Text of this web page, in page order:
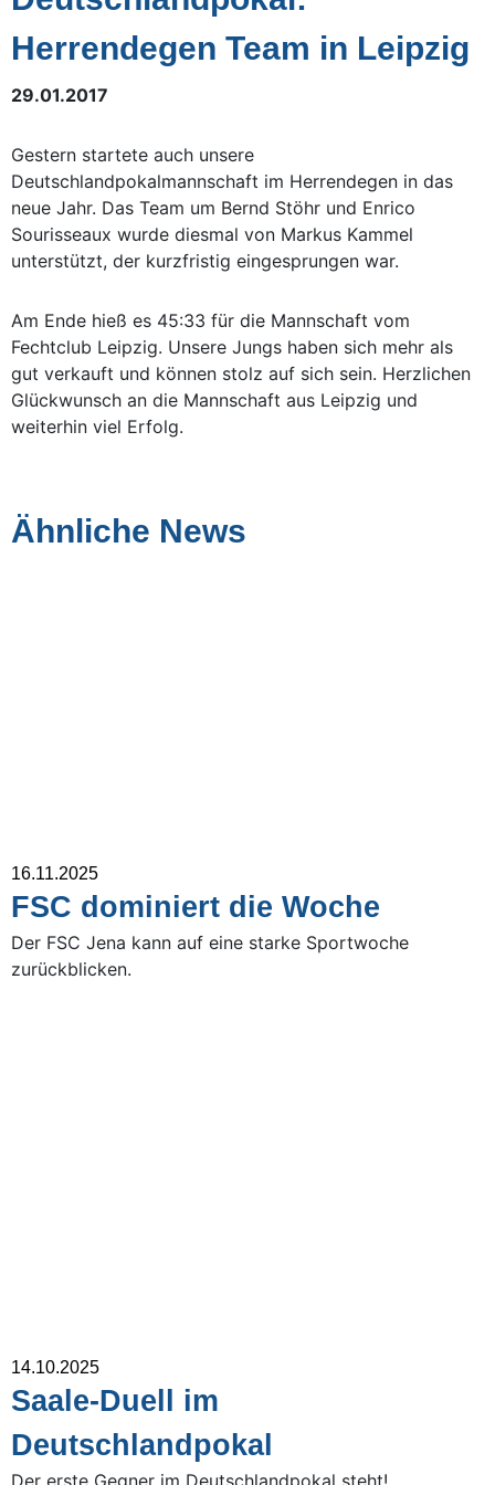
Herrendegen Team in Leipzig
29.01.2017
Gestern startete auch unsere
Deutschlandpokalmannschaft im Herrendegen in das
neue Jahr. Das Team um Bernd Stöhr und Enrico
Sourisseaux wurde diesmal von Markus Kammel
unterstützt, der kurzfristig eingesprungen war.
Am Ende hieß es 45:33 für die Mannschaft vom
Fechtclub Leipzig. Unsere Jungs haben sich mehr als
gut verkauft und können stolz auf sich sein. Herzlichen
Glückwunsch an die Mannschaft aus Leipzig und
weiterhin viel Erfolg.
Ähnliche News
16.11.2025
FSC dominiert die Woche
Der FSC Jena kann auf eine starke Sportwoche
zurückblicken.
14.10.2025
Saale-Duell im
Deutschlandpokal